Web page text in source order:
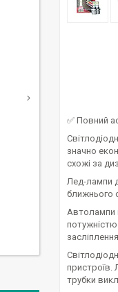
✅ Повний
значно
схожі за
Лед-лампи
ближнього
Автолампи
потужністю
пристроїв.
трубки